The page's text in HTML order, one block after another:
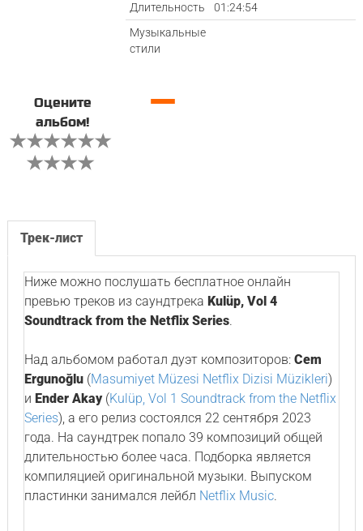
Длительность
01:24:54
Музыкальные
стили
Оцените
альбом!
—
Трек-лист
Ниже можно послушать бесплатное онлайн
превью треков из саундтрека Kulüp, Vol 4
Soundtrack from the Netflix Series.
Над альбомом работал дуэт композиторов: Cem
Ergunoğlu(Masumiyet Müzesi Netflix Dizisi Müzikleri)
и Ender Akay(Kulüp, Vol 1 Soundtrack from the Netflix
Series), а его релиз состоялся 22 сентября 2023
года. На саундтрек попало 39 композиций общей
длительностью более часа. Подборка является
компиляцией оригинальной музыки. Выпуском
пластинки занимался лейбл Netflix Music.